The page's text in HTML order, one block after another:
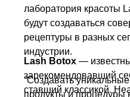
лаборатория красоты
будут создаваться
рецептуры в разных
индустрии.
“Создавать
продукты и процедуры
Lash Botox —
зарекомендовавший
ставший классикой.